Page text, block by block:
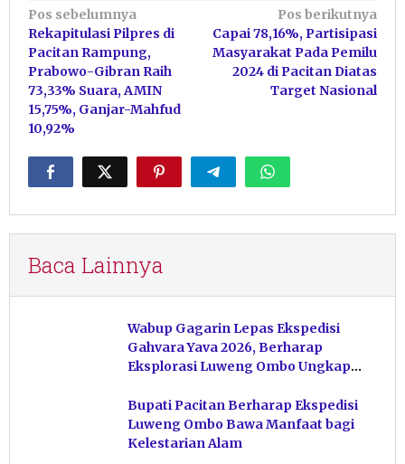
Navigasi
pos
Pos sebelumnya
Rekapitulasi Pilpres di
Pacitan Rampung,
Prabowo-Gibran Raih
73,33% Suara, AMIN
15,75%, Ganjar-Mahfud
10,92%
Pos berikutnya
Capai 78,16%, Partisipasi
Masyarakat Pada Pemilu
2024 di Pacitan Diatas
Target Nasional
Baca Lainnya
Wabup Gagarin Lepas Ekspedisi
Gahvara Yava 2026, Berharap
Eksplorasi Luweng Ombo Ungkap
Bupati Pacitan Berharap Ekspedisi
Luweng Ombo Bawa Manfaat bagi
Kelestarian Alam